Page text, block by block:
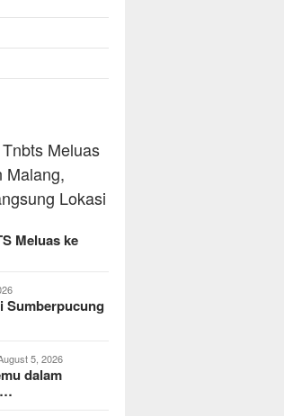
ke Pasar Internasional
Meluas ke
Sumberpucung
5, 2026
dalam